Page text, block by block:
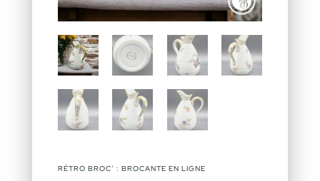
RÉTRO BROC’ : BROCANTE EN LIGNE